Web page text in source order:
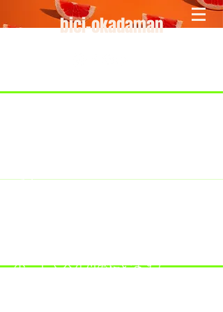
bici-okadaman
です。
ポートで大井川港にいます）